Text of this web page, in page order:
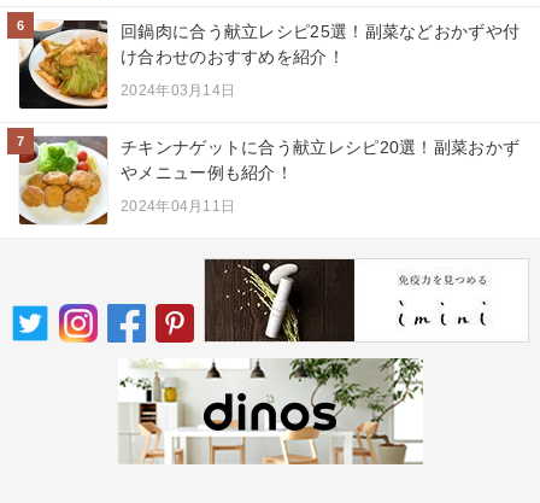
6
回鍋肉に合う献立レシピ25選！副菜などおかずや付
け合わせのおすすめを紹介！
2024年03月14日
7
チキンナゲットに合う献立レシピ20選！副菜おかず
やメニュー例も紹介！
2024年04月11日